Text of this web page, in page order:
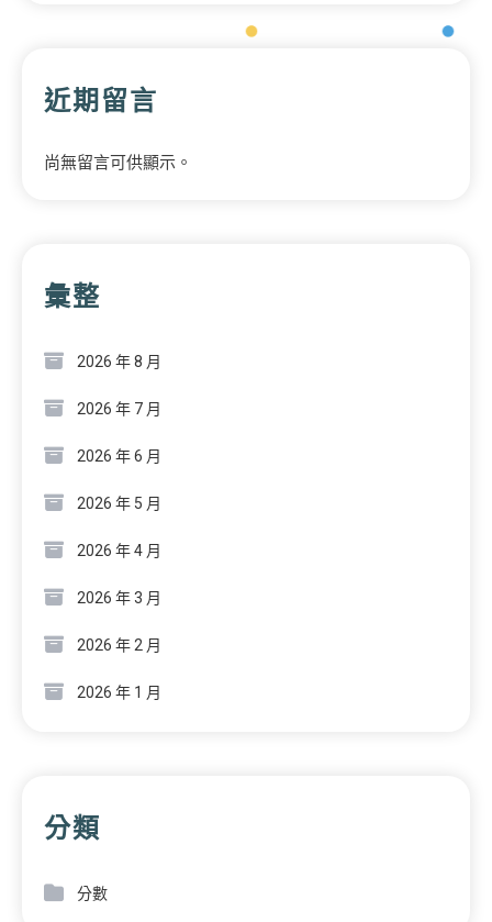
近期留言
尚無留言可供顯示。
彙整
2026 年 8 月
2026 年 7 月
2026 年 6 月
2026 年 5 月
2026 年 4 月
2026 年 3 月
2026 年 2 月
2026 年 1 月
分類
分數